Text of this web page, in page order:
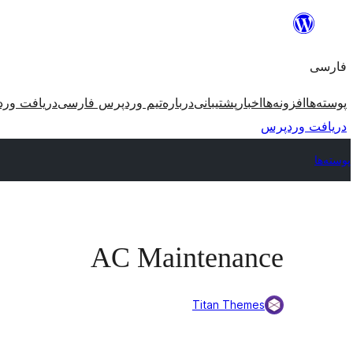
محتوا
فارسی
پوسته‌هاافزونه‌هااخبار پشتیبانیدربارهتیم وردپرس فارسیدریافت
دریافت وردپرس
پوسته‌ها
AC Maintenance
Titan Themes